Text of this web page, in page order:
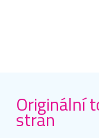
Originální
stran